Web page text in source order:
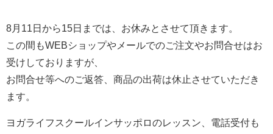
8月11日から15日までは、お休みとさせて頂きます。
この間もWEBショップやメールでのご注文やお問合せはお
受けしておりますが、
お問合せ等へのご返答、商品の出荷は休止させていただき
ます。
ヨガライフスクールインサッポロのレッスン、電話受付も